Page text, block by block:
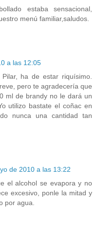
estaba sensacional,
menú familiar,saludos.
a las 12:05
ha de estar riquísimo.
pero te agradecería que
ml de brandy no le dará un
utilizo bastate el coñac en
nunca una cantidad tan
de 2010 a las 13:22
el alcohol se evapora y no
excesivo, ponle la mitad y
por agua.